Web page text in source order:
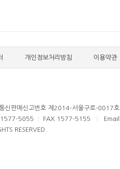
개인정보처리방침 이용약관
신판매신고번호 제2014-서울구로-0017
1577-5055 FAX 1577-5155
RESERVED.